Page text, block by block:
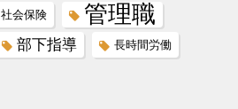
社会保険 管理職
部下指導 長時間労働